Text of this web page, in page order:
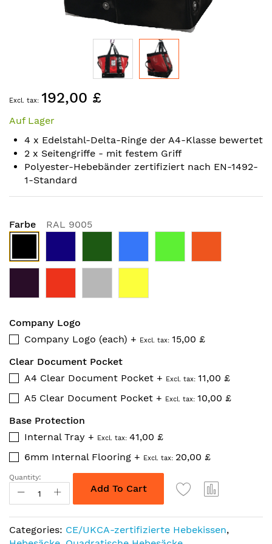
to
beginning
of
the
images
gallery
192,00 £
Auf Lager
4 x Edelstahl-Delta-Ringe der A4-Klasse bewertet
2 x Seitengriffe - mit festem Griff
Polyester-Hebebänder zertifiziert nach EN-1492-
1-Standard
Farbe RAL 9005
Company Logo
Company Logo (each) +
15,00 £
Clear Document Pocket
A4 Clear Document Pocket +
11,00 £
A5 Clear Document Pocket +
10,00 £
Base Protection
Internal Tray +
41,00 £
6mm Internal Flooring + 20,00 £
Quantity:
Add To Cart
Categories: CE/UKCA-zertifizierte Hebekissen,